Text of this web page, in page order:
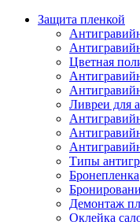
Защита пленкой
Цветная
Ливреи для
Типы
Бронепленка
Демонтаж
Оклейка